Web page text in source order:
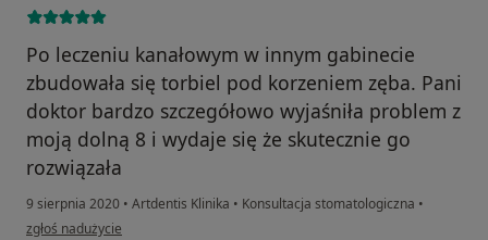
Po leczeniu kanałowym w innym gabinecie
zbudowała się torbiel pod korzeniem zęba. Pani
doktor bardzo szczegółowo wyjaśniła problem z
moją dolną 8 i wydaje się że skutecznie go
rozwiązała
9 sierpnia 2020 • Artdentis Klinika • Konsultacja stomatologiczna •
w opinii użytkownika Konto zostało usunięte
zgłoś nadużycie